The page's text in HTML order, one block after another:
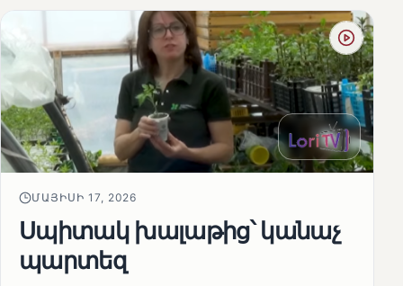
ՄԱՅԻՍԻ 17, 2026
Սպիտակ խալաթից՝ կանաչ
պարտեզ